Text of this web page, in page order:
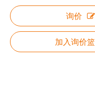
询价
加入询价篮